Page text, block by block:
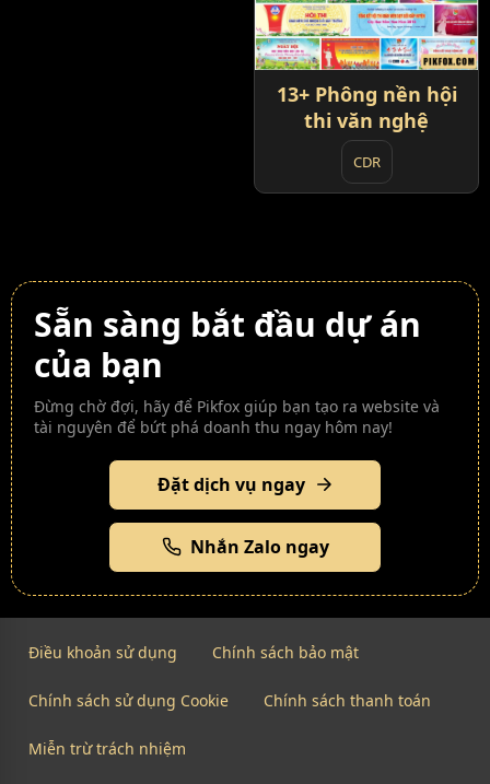
13+ Phông nền hội
thi văn nghệ
CDR
Sẵn sàng bắt đầu dự án
của bạn
Đừng chờ đợi, hãy để Pikfox giúp bạn tạo ra website và
tài nguyên để bứt phá doanh thu ngay hôm nay!
Đặt dịch vụ ngay
Nhắn Zalo ngay
Điều khoản sử dụng Chính sách bảo mật
Chính sách sử dụng Cookie Chính sách thanh toán
Miễn trừ trách nhiệm